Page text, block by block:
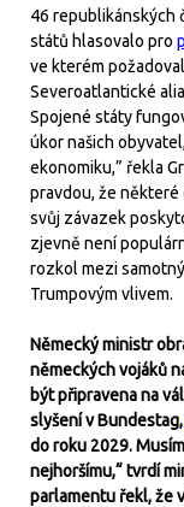
46 republikánských
států hlasovalo pro
ve kterém
Severoatlantické
Spojené státy
úkor našich
ekonomiku,” řekla
pravdou, že
svůj závazek
zjevně není
rozkol mezi
Trumpovým vlivem.
Německý ministr
německých vojáků
být připravena na
slyšení v Bundestag,
do roku 2029.
nejhoršímu,“ tvrdí
parlamentu řekl, že